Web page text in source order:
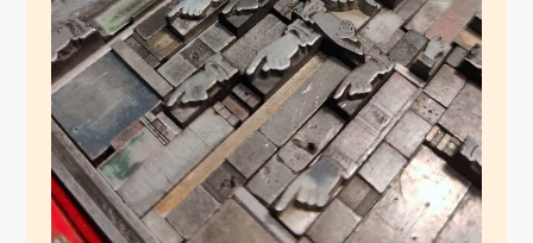
fürs Drucken!
Dezember 30, 2024